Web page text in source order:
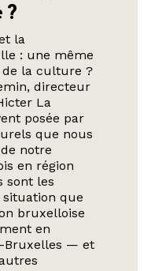
?
la
: une même
la culture ?
directeur
La
posée par
que nous
notre
en région
sont les
que
bruxelloise
en
Bruxelles — et